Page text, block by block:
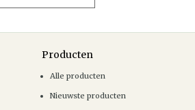
Producten
Alle producten
Nieuwste producten